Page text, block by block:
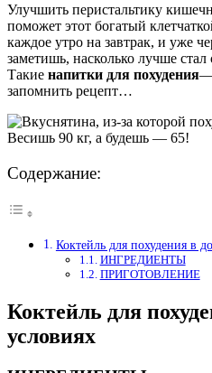
Улучшить перистальтику
поможет этот богатый
каждое утро на завтрак, и уже
заметишь, насколько лучше стал
Такие напитки для похудения—
запомнить рецепт…
Содержание:
Коктейль для похудения в
ИНГРЕДИЕНТЫ
ПРИГОТОВЛЕНИЕ
Коктейль для
условиях